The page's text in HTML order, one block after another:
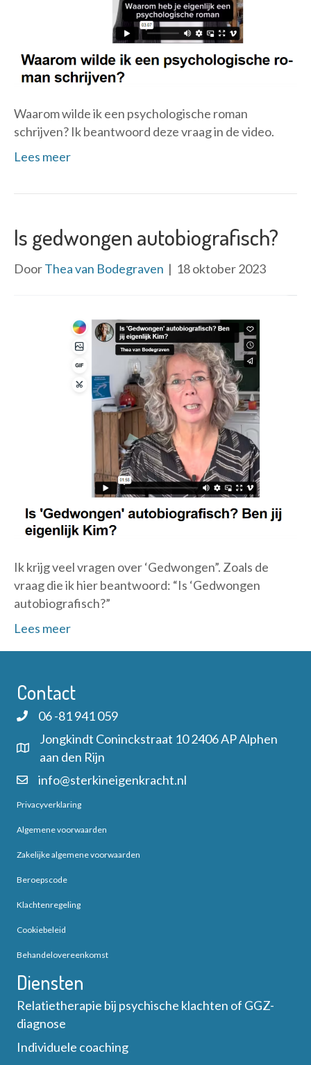
Waarom wilde ik een psychologische roman
schrijven? Ik beantwoord deze vraag in de video.
Lees meer
Is gedwongen autobiografisch?
DoorThea van Bodegraven | 18 oktober 2023
Ik krijg veel vragen over ‘Gedwongen”. Zoals de
vraag die ik hier beantwoord: “Is ‘Gedwongen
autobiografisch?”
Lees meer
Contact
06 -81 941 059
Jongkindt Coninckstraat 10 2406 AP Alphen
aan den Rijn
info@sterkineigenkracht.nl
Privacyverklaring
Algemene voorwaarden
Zakelijke algemene voorwaarden
Beroepscode
Klachtenregeling
Cookiebeleid
Behandelovereenkomst
Diensten
Relatietherapie bij psychische klachten of GGZ-
diagnose
Individuele coaching